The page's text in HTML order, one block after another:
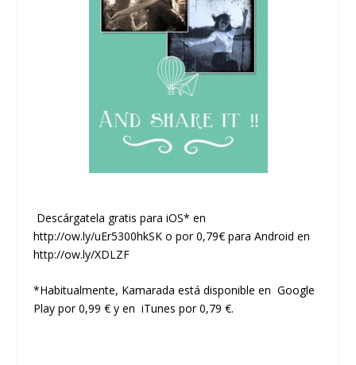
Descárgatela gratis para iOS* en
http://ow.ly/uEr5300hkSK o por 0,79€ para Android en
http://ow.ly/XDLZF
*Habitualmente, Kamarada está disponible enGoogle
Play por 0,99 € y eniTunes por 0,79 €.